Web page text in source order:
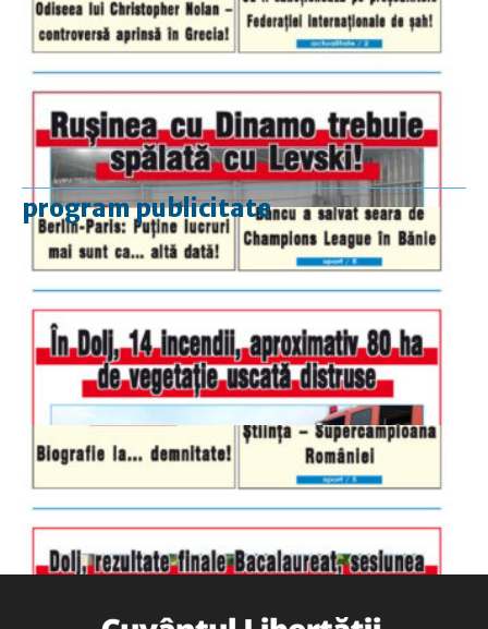
program publicitate
luni-vineri
9.00 - 17.00
duminică
9.00 - 12.00